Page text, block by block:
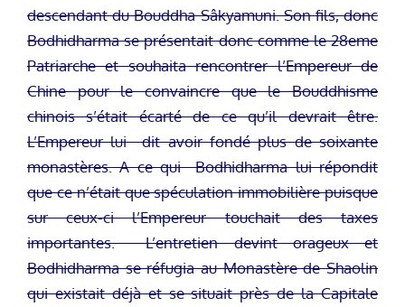
descendant du Bouddha Sâkyamuni. Son fils, donc
Bodhidharma se présentait donc comme le 28eme
Patriarche et souhaita rencontrer l’Empereur de
Chine pour le convaincre que le Bouddhisme
chinois s’était écarté de ce qu’il devrait être.
L’Empereur lui dit avoir fondé plus de soixante
monastères. A ce qui Bodhidharma lui répondit
que ce n’était que spéculation immobilière puisque
sur ceux-ci l’Empereur touchait des taxes
importantes. L’entretien devint orageux et
Bodhidharma se réfugia au Monastère de Shaolin
qui existait déjà et se situait près de la Capitale